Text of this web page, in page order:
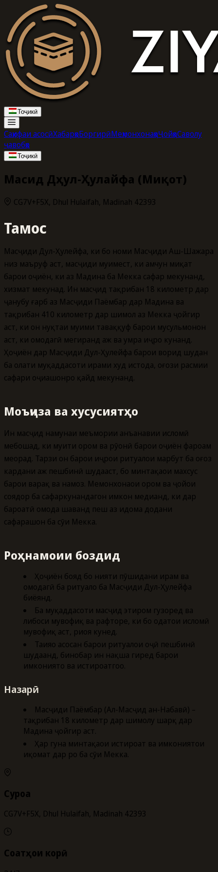
Тоҷикӣ
Саҳифаи асосӣХабарҳоБоргирӣМеҳмонхонаҳоҶойҳоСаволу
ҷавобҳо
Тоҷикӣ
Масҷид Дҳул-Ҳулайфа (Миқот)
CG7V+F5X, Dhul Hulaifah, Madinah 42393
Тамос
Масҷиди Дҳул-Ҳулейфа, ки бо номи Масҷиди Аш-Шажара
низ маъруф аст, масҷиди муҳимест, ки ҳамчун миқат
барои ҳоҷиён, ки аз Мадина ба Мекка сафар мекунанд,
хизмат мекунад. Ин масҷид тақрибан 18 километр дар
ҷанубу ғарб аз Масҷиди Паёмбар дар Мадина ва
тақрибан 410 километр дар шимол аз Мекка ҷойгир
аст, ки он нуқтаи муҳими таваққуф барои мусульмонон
аст, ки омодагӣ мегиранд ҳаж ва умра иҷро кунанд.
Ҳоҷиён дар Масҷиди Дҳул-Ҳулейфа барои ворид шудан
ба ҳолати муқаддасоти ҳирами худ истода, оғози расмии
сафари ҳоҷиашонро қайд мекунанд.
Моъҷиза ва хусусиятҳо
Ин масҷид намунаи меъмории анъанавии исломӣ
мебошад, ки муҳити ором ва рӯҳонӣ барои ҳоҷиён фароҳам
меорад. Тарзи он барои иҷрои ритуалҳои марбут ба оғоз
кардани ҳаж пешбинӣ шудааст, бо минтақаҳои махсус
барои варақ ва намоз. Меҳмонхонаҳои ором ва ҷойҳои
соядор ба сафаркунандагон имкон медиҳанд, ки дар
бароҳатӣ омода шаванд пеш аз идома додани
сафарашон ба сӯи Мекка.
Роҳнамоии боздид
Ҳоҷиён бояд бо нияти пӯшидани ҳирам ва
омодагӣ ба ритуалҳо ба Масҷиди Дҳул-Ҳулейфа
биёянд.
Ба муқаддасоти масҷид эҳтиром гузоред ва
либоси мувофиқ ва рафторе, ки бо одатҳои исломӣ
мувофиқ аст, риоя кунед.
Таҳияҳо асосан барои ритуалҳои ҳоҷӣ пешбинӣ
шудаанд, бинобар ин нақша гиред барои
имкониятҳо ва истироҳатгоҳҳо.
Назарӣ
Масҷиди Паёмбар (Ал-Масҷид ан-Набавӣ) –
тақрибан 18 километр дар шимолу шарқ дар
Мадина ҷойгир аст.
Ҳар гуна минтақаҳои истироҳат ва имкониятҳои
иқомат дар роҳ ба сӯи Мекка.
Суроға
CG7V+F5X, Dhul Hulaifah, Madinah 42393
Соатҳои корӣ